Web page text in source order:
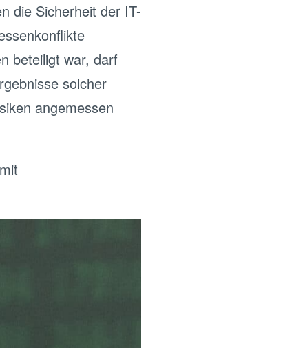
die Sicherheit der IT-
beteiligt war, darf
solcher
angemessen